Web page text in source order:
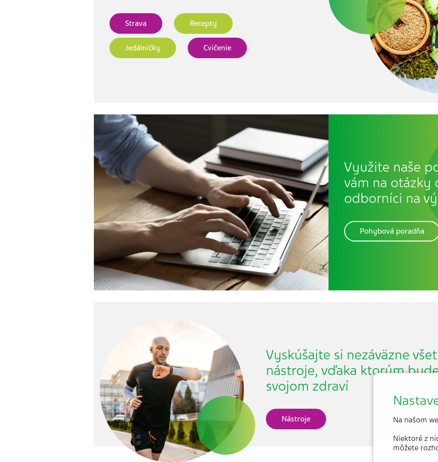
Strava Recepty
Jedálničky Cvičenie
Využite naše
vám na otázky
odborníci na
Pohybová poradňa
Vyskúšajte si nezáväzne
nástroje, vďaka ktorým
svojom zdraví
Nástroje
Na našom
Niektoré z
môžete